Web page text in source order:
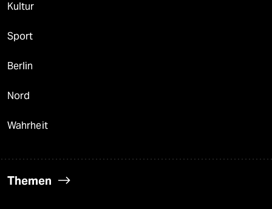
Kultur
Sport
Berlin
Nord
Wahrheit
Themen